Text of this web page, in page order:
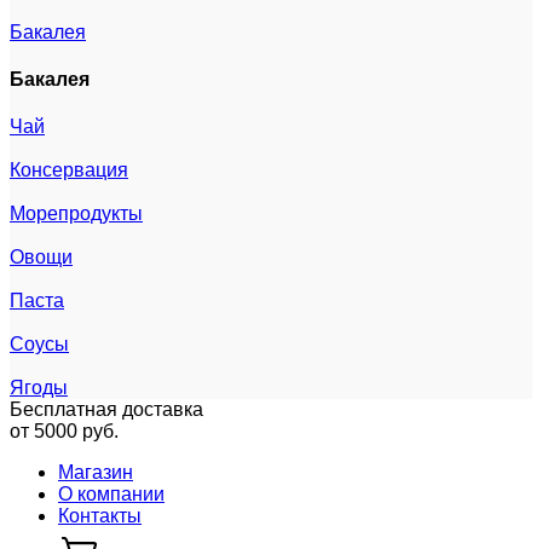
Бакалея
Бакалея
Чай
Консервация
Морепродукты
Овощи
Паста
Соусы
Ягоды
Бесплатная доставка
от 5000 руб.
Магазин
О компании
Контакты